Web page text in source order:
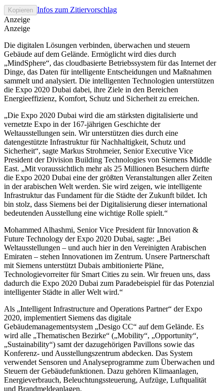
Kopieren Infos zum Zitiervorschlag
Anzeige
Anzeige
Die digitalen Lösungen verbinden, überwachen und steuern
Gebäude auf dem Gelände. Ermöglicht wird dies durch
„MindSphere“, das cloudbasierte Betriebssystem für das Internet der
Dinge, das Daten für intelligente Entscheidungen und Maßnahmen
sammelt und analysiert. Die intelligenten Technologien unterstützen
die Expo 2020 Dubai dabei, ihre Ziele in den Bereichen
Energieeffizienz, Komfort, Schutz und Sicherheit zu erreichen.
„Die Expo 2020 Dubai wird die am stärksten digitalisierte und
vernetzte Expo in der 167-jährigen Geschichte der
Weltausstellungen sein. Wir unterstützen dies durch eine
datengestützte Infrastruktur für Nachhaltigkeit, Schutz und
Sicherheit“, sagte Markus Strohmeier, Senior Executive Vice
President der Division Building Technologies von Siemens Middle
East. „Mit voraussichtlich mehr als 25 Millionen Besuchern dürfte
die Expo 2020 Dubai eine der größten Veranstaltungen aller Zeiten
in der arabischen Welt werden. Sie wird zeigen, wie intelligente
Infrastruktur das Fundament für die Städte der Zukunft bildet. Ich
bin stolz, dass Siemens bei der Digitalisierung dieser international
bedeutenden Ausstellung eine wichtige Rolle spielt.“
Mohammed Alhashmi, Senior Vice President für Innovation &
Future Technology der Expo 2020 Dubai, sagte: „Bei
Weltausstellungen – und auch hier in den Vereinigten Arabischen
Emiraten – stehen Innovationen im Zentrum. Unsere Partnerschaft
mit Siemens unterstützt Dubais ambitionierte Pläne,
Technologievorreiter für Smart Cities zu sein. Wir freuen uns, dass
dadurch die Expo 2020 Dubai zum Paradebeispiel für das Potenzial
intelligenter Städte in aller Welt wird.“
Als „Intelligent Infrastructure and Operations Partner“ der Expo
2020, implementiert Siemens das digitale
Gebäudemanagementsystem „Desigo CC“ auf dem Gelände. Es
wird alle „Thematischen Bezirke“ („Mobility“, „Opportunity“,
„Sustainability“) samt der dazugehörigen Pavillons sowie das
Konferenz- und Ausstellungszentrum abdecken. Das System
verwendet Sensoren und Analyseprogramme zum Überwachen und
Steuern der Gebäudefunktionen. Dazu gehören Klimaanlagen,
Energieverbrauch, Beleuchtungssteuerung, Aufzüge, Luftqualität
und Brandmeldeanlagen.